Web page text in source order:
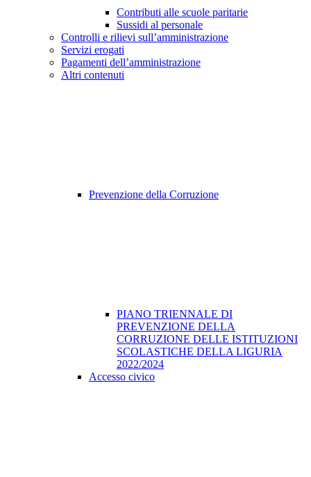
Contributi alle scuole paritarie
Sussidi al personale
Controlli e rilievi sull’amministrazione
Servizi erogati
Pagamenti dell’amministrazione
Altri contenuti
Prevenzione della Corruzione
PIANO TRIENNALE DI
PREVENZIONE DELLA
CORRUZIONE DELLE ISTITUZIONI
SCOLASTICHE DELLA LIGURIA
2022/2024
Accesso civico